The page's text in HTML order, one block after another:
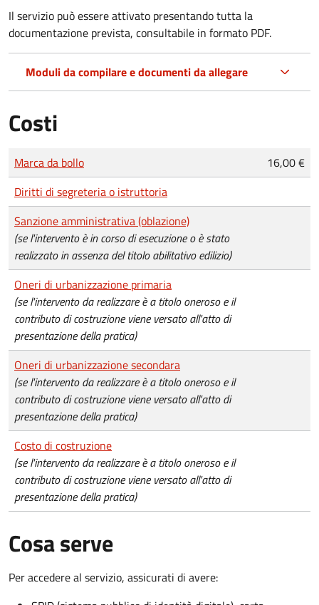
Il servizio può essere attivato presentando tutta la
documentazione prevista, consultabile in formato PDF.
Moduli da compilare e documenti da allegare
Costi
Tipo di pagamento
Importo
Marca da bollo
16,00 €
Diritti di segreteria o istruttoria
Sanzione amministrativa (oblazione)
(se l'intervento è in corso di esecuzione o è stato
realizzato in assenza del titolo abilitativo edilizio)
Oneri di urbanizzazione primaria
(se l'intervento da realizzare è a titolo oneroso e il
contributo di costruzione viene versato all'atto di
presentazione della pratica)
Oneri di urbanizzazione secondara
(se l'intervento da realizzare è a titolo oneroso e il
contributo di costruzione viene versato all'atto di
presentazione della pratica)
Costo di costruzione
(se l'intervento da realizzare è a titolo oneroso e il
contributo di costruzione viene versato all'atto di
presentazione della pratica)
Cosa serve
Per accedere al servizio, assicurati di avere: